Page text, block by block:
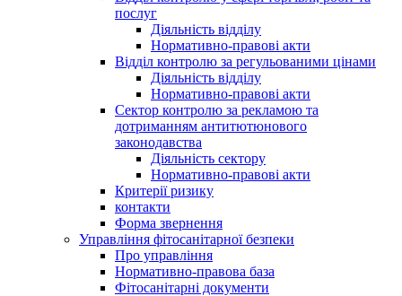
послуг
Діяльність відділу
Нормативно-правові акти
Відділ контролю за регульованими цінами
Діяльність відділу
Нормативно-правові акти
Сектор контролю за рекламою та
дотриманням антитютюнового
законодавства
Діяльність сектору
Нормативно-правові акти
Критерії ризику
контакти
Форма звернення
Управління фітосанітарної безпеки
Про управління
Нормативно-правова база
Фітосанітарні документи